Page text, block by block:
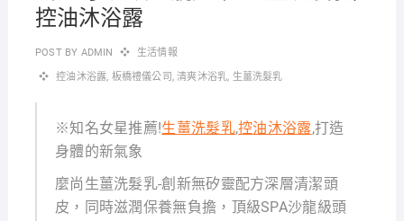
控油沐浴露
POST BY ADMIN 生活情報
控油沐浴露, 板橋禮儀公司 ,清爽沐浴乳, 生薑洗髮乳
※知名女星推薦!生薑洗髮乳,控油沐浴露,打造
身體的新氣象
麼尚生薑洗髮乳-創新無矽靈配方深層清潔頭
皮，同時滋潤保養無負擔，頂級SPA沙龍級頭